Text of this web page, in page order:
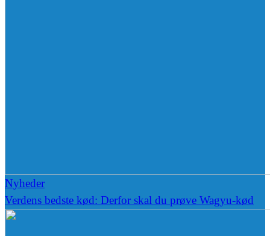
Nyheder
Verdens bedste kød: Derfor skal du prøve Wagyu-kød